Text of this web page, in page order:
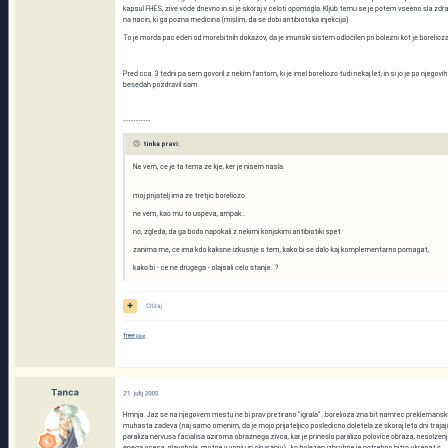
kapsul FHES, zive vode dnevno in si je skoraj v celoti opomogla. Kljub temu se je potem vseeno sla
na nacin, ki ga pozna medicina (mislim, da se dobi antibiotska injekcija).
To je morda pac eden od morebitnih dokazov, da je imunski sistem odlocilen pri bolezni kot je
Pred cca. 3 tedni pa sem govoril z nekim fantom, ki je imel boreliozo tudi nekaj let, in si jo je po njegovih
besedah pozdravil sam.
-----------
tinka pravi:
Ne vem, ce je ta tema ze kje, ker je nisem nasla.
moj prijatelj ima ze tretjic boreliozo.
ne vem, kao mu to uspeva, ampak...
no, zgleda, da ga bodo napokali z nekimi konjskimi antibiotiki spet.
zanima me, ce ima kdo kaksne izkusnje s tem, kako bi se dalo kaj komplementarno pomagat,
kako bi - ce ne drugega - olajsali celo stanje...?
Citiraj
freeBlog
Tanca 21. julij 2005
Hmnja. Jaz se na njegovem mestu ne bi prav pretirano "igrala"...borelioza zna bit namrec
muhasta zadeva (naj samo omenim, da je mojo prijateljico posledicno doletela ze skoraj leto dni
paraliza nervusa facialisa oziroma obraznega zivca, kar je prineslo paralizo polovice obraza,